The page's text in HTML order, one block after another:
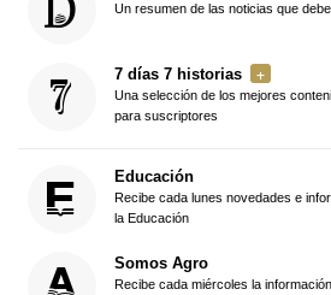
Un resumen de las noticias que
7 días 7 historias
Una selección de los mejores
para suscriptores
Educación
Recibe cada lunes novedades e
la Educación
Somos Agro
Recibe cada miércoles la